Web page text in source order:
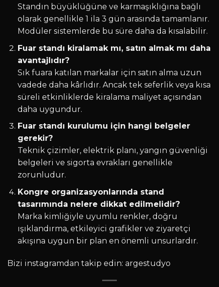
Standın büyüklüğüne ve karmaşıklığına bağlı
olarak genellikle 1 ila 3 gün arasında tamamlanır.
Modüler sistemlerde bu süre daha da kısalabilir.
Fuar standı kiralamak mı, satın almak mı daha
avantajlıdır?
Sık fuara katılan markalar için satın alma uzun
vadede daha kârlıdır. Ancak tek seferlik veya kısa
süreli etkinliklerde kiralama maliyet açısından
daha uygundur.
Fuar standı kurulumu için hangi belgeler
gerekir?
Teknik çizimler, elektrik planı, yangın güvenliği
belgeleri ve sigorta evrakları genellikle
zorunludur.
Kongre organizasyonlarında stand
tasarımında nelere dikkat edilmelidir?
Marka kimliğiyle uyumlu renkler, doğru
ışıklandırma, etkileyici grafikler ve ziyaretçi
akışına uygun bir plan en önemli unsurlardır.
Bizi instagramdan takip edin: argestudyo